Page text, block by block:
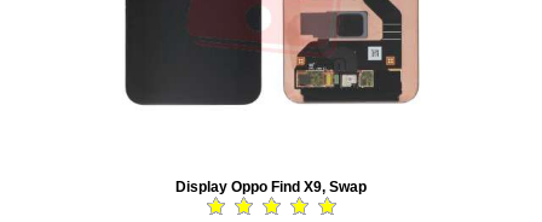
Display Oppo Find X9, Swap